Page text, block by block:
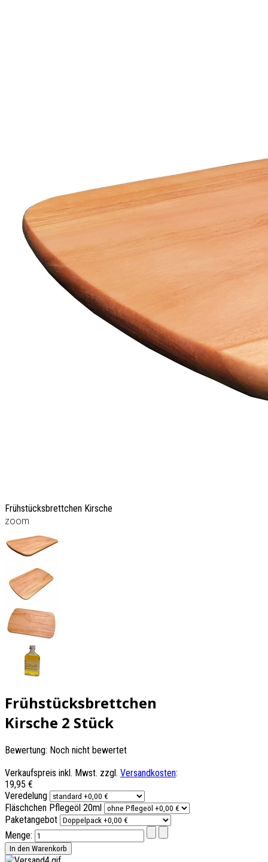
Frühstücksbrettchen Kirsche
zoom
Frühstücksbrettchen
Kirsche 2 Stück
Bewertung: Noch nicht bewertet
Verkaufspreis inkl. Mwst. zzgl. Versandkosten:
19,95 €
Veredelung
Fläschchen Pflegeöl 20ml
Paketangebot
Menge: